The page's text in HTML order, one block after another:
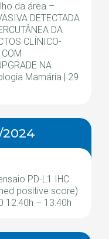
da área –
DETECTADA
DA
CLÍNICO-
NA
Mamária | 29
2024
PD-L1 IHC
positive score)
12:40h – 13:40h